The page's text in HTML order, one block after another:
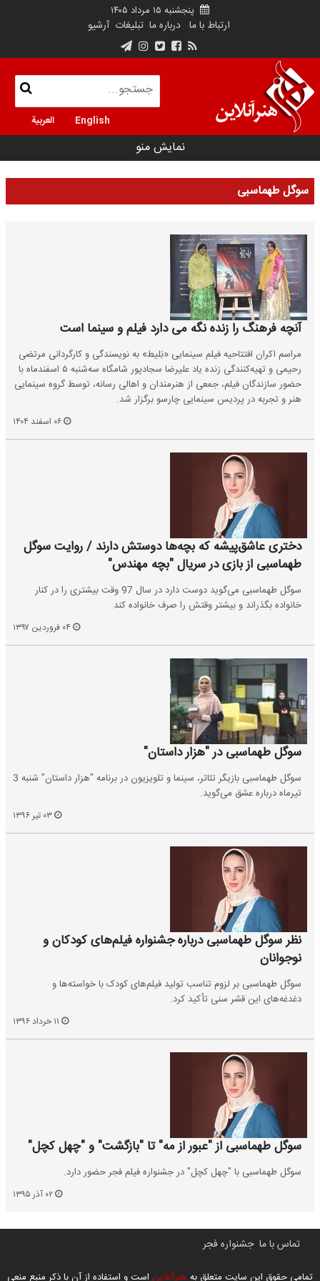
پنجشنبه ۱۵ مرداد ۱۴۰۵
ارتباط با ما درباره ما تبلیغات آرشیو
English العربية
نمایش منو
سوگل طهماسبی
آنچه فرهنگ را زنده نگه می دارد فیلم و سینما است
مراسم اکران افتتاحیه فیلم سینمایی «بَلیط» به نویسندگی و کارگردانی مرتضی
رحیمی و تهیه‌کنندگی زنده یاد علیرضا سجادپور شامگاه سه‌شنبه ۵ اسفندماه با
حضور سازندگان فیلم، جمعی از هنرمندان و اهالی رسانه، توسط گروه سینمایی
هنر و تجربه در پردیس سینمایی چارسو برگزار شد.
دختری عاشق‌پیشه که بچه‌ها دوستش دارند / روایت سوگل
طهماسبی از بازی در سریال "بچه مهندس"
سوگل طهماسبی می‌گوید دوست دارد در سال 97 وقت بیشتری را در کنار
خانواده بگذراند و بیشتر وقتش را صرف خانواده کند.
سوگل طهماسبی در "هزار داستان"
سوگل طهماسبی بازیگر تئاتر، سینما و تلویزیون در برنامه "هزار داستان" شنبه 3
تیرماه درباره عشق می‌گوید.
نظر سوگل طهماسبی درباره جشنواره فیلم‌های کودکان و
نوجوانان
سوگل طهماسبی بر لزوم تناسب تولید فیلم‌های کودک با خواسته‌ها و
دغدغه‌های این قشر سنی تأکید کرد.
سوگل طهماسبی از "عبور از مه" تا "بازگشت" و "چهل کچل"
سوگل طهماسبی با "چهل کچل" در جشنواره فیلم فجر حضور دارد.
تماس با ما جشنواره فجر
تمامی حقوق این سایت متعلق به هنرآنلاین است و استفاده از آن با ذکر منبع منعی